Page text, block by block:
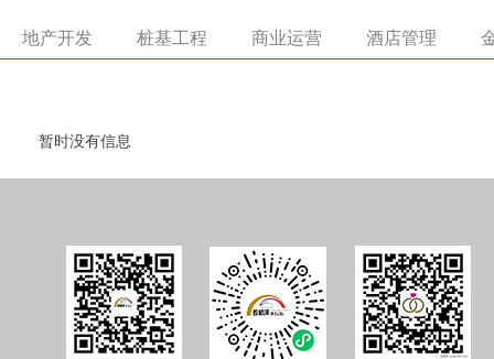
地产开发 桩基工程 商业运营 酒店管理
暂时没有信息